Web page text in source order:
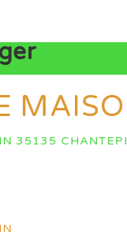
35135